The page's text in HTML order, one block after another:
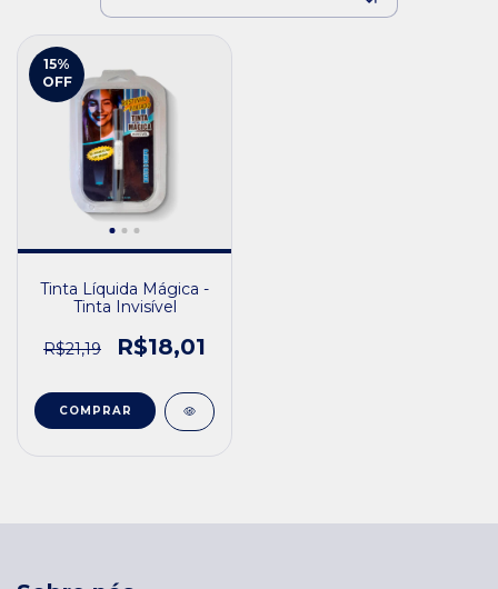
15%
OFF
Tinta Líquida Mágica -
Tinta Invisível
R$21,19 R$18,01